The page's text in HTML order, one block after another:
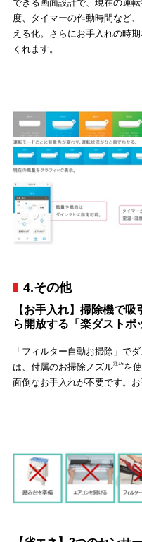
できる画面設計で、現在の運
度、タイマーの作動時間など
える化。さらにお手入れの時
くれます。
4.その他
【お手入れ】掃除機で
ら開放する「楽ダストボ
「フィルター自動お掃除」で
は、付属のお掃除ノズル注16を
面倒なお手入れが不要です。